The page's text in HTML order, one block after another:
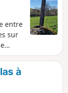
entre
sur
à